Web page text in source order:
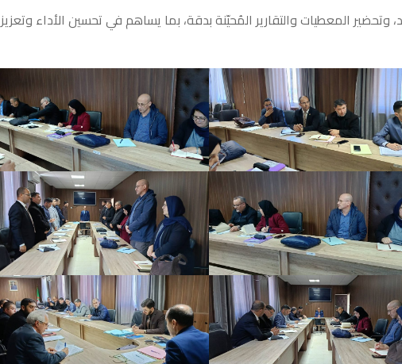
وتحضير المعطيات والتقارير المُحيّنة بدقة، بما يساهم في تحسين الأداء وتعزيز